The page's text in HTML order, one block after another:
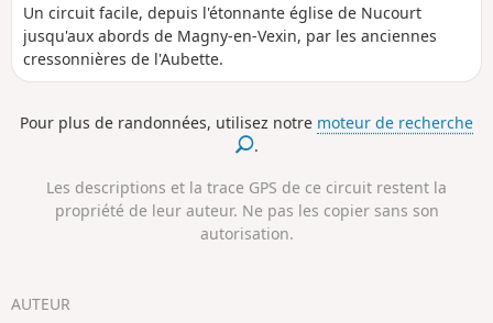
Un circuit facile, depuis l'étonnante église de Nucourt
jusqu'aux abords de Magny-en-Vexin, par les anciennes
cressonnières de l'Aubette.
Pour plus de randonnées, utilisez notre moteur de recherche
.
Les descriptions et la trace GPS de ce circuit restent la
propriété de leur auteur. Ne pas les copier sans son
autorisation.
AUTEUR